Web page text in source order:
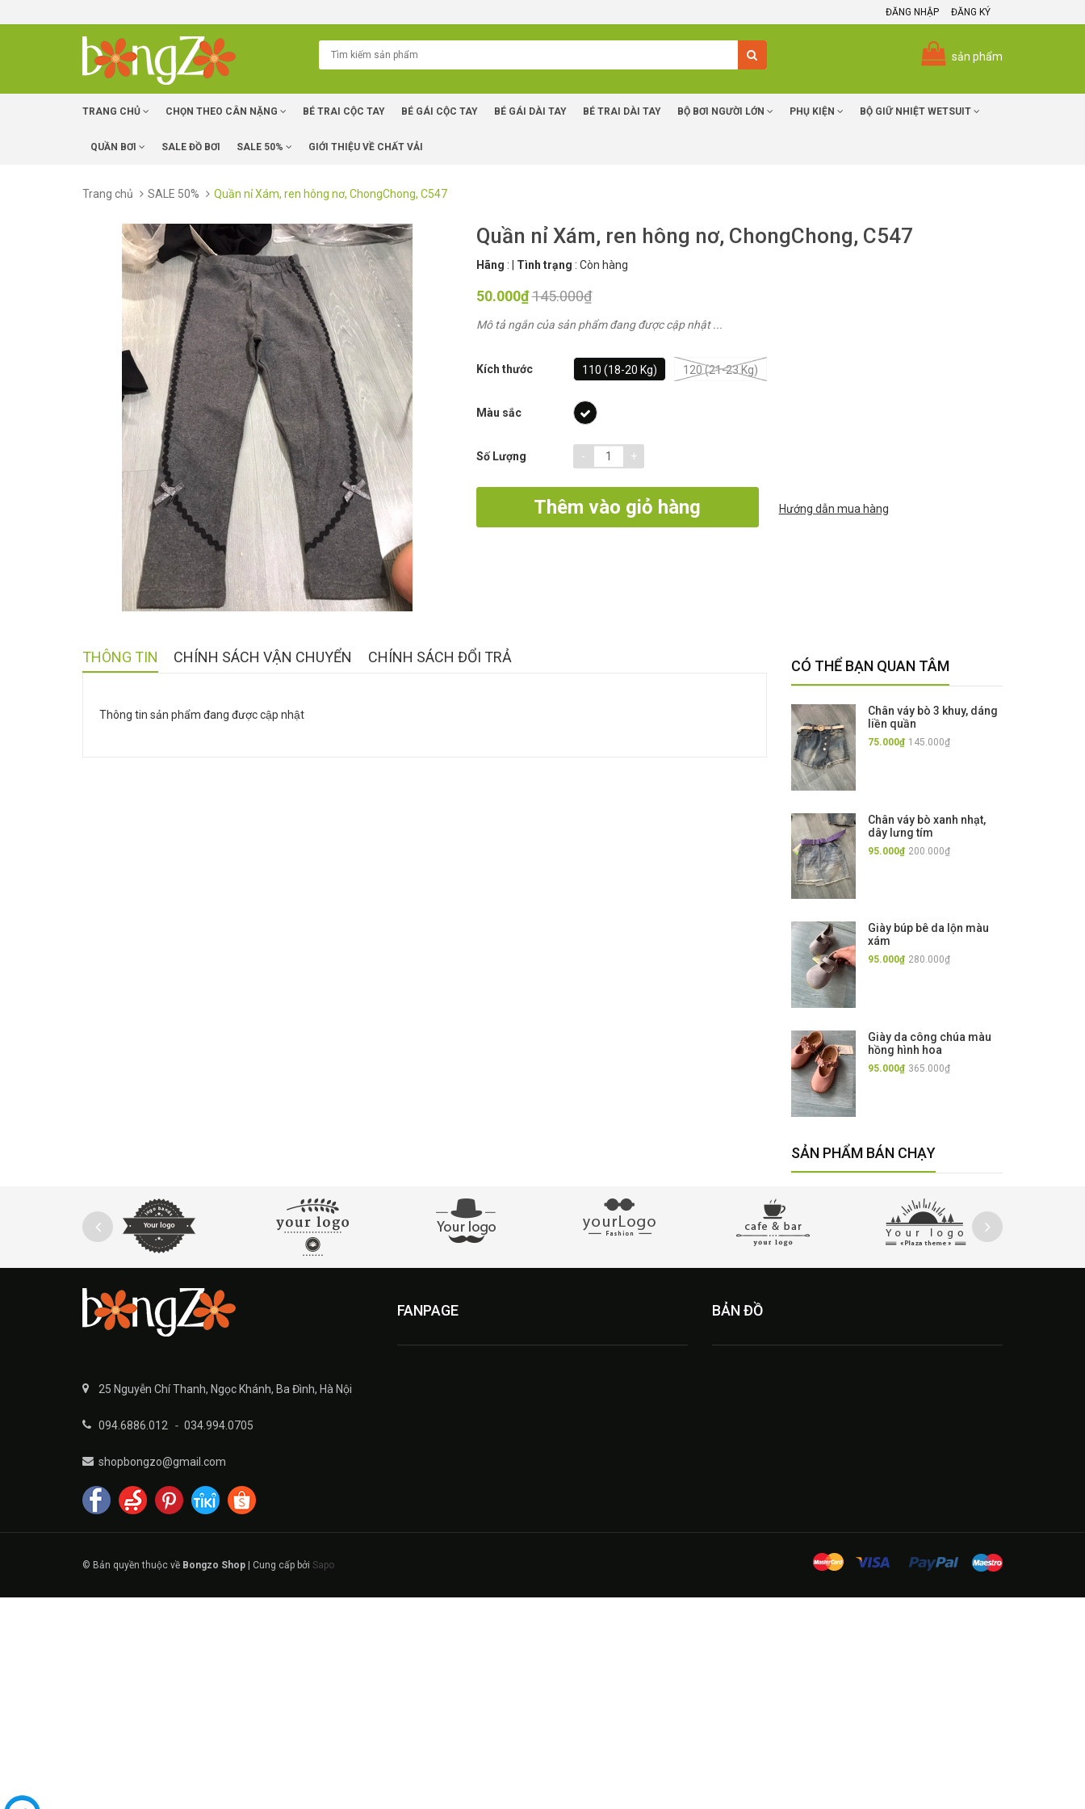
ĐĂNG NHẬP ĐĂNG KÝ
sản phẩm
TRANG CHỦ CHỌN THEO CÂN NẶNG BÉ TRAI CỘC TAY BÉ GÁI CỘC TAY BÉ GÁI DÀI TAY BÉ TRAI DÀI TAY BỘ BƠI NGƯỜI LỚN PHỤ KIỆN BỘ GIỮ NHIỆT WETSUIT
QUẦN BƠI SALE ĐỒ BƠI SALE 50% GIỚI THIỆU VỀ CHẤT VẢI
Trang chủ SALE 50% Quần nỉ Xám, ren hông nơ, ChongChong, C547
Quần nỉ Xám, ren hông nơ, ChongChong, C547
Hãng : Tình trạng : Còn hàng
50.000₫145.000₫
Mô tả ngắn của sản phẩm đang được cập nhật ...
Kích thước 110 (18-20 Kg) 120 (21-23 Kg)
Màu sắc
Số Lượng - +
Thêm vào giỏ hàng Hướng dẫn mua hàng
THÔNG TIN CHÍNH SÁCH VẬN CHUYỂN CHÍNH SÁCH ĐỔI TRẢ
Thông tin sản phẩm đang được cập nhật
CÓ THỂ BẠN QUAN TÂM
Chân váy bò 3 khuy, dáng
liền quần
75.000₫ 145.000₫
Chân váy bò xanh nhạt,
dây lưng tím
95.000₫ 200.000₫
Giày búp bê da lộn màu
xám
95.000₫ 280.000₫
Giày da công chúa màu
hồng hình hoa
95.000₫ 365.000₫
SẢN PHẨM BÁN CHẠY
25 Nguyễn Chí Thanh, Ngọc Khánh, Ba Đình, Hà Nội
094.6886.012 - 034.994.0705
shopbongzo@gmail.com
FANPAGE BẢN ĐỒ
© Bản quyền thuộc về Bongzo Shop | Cung cấp bởi Sapo